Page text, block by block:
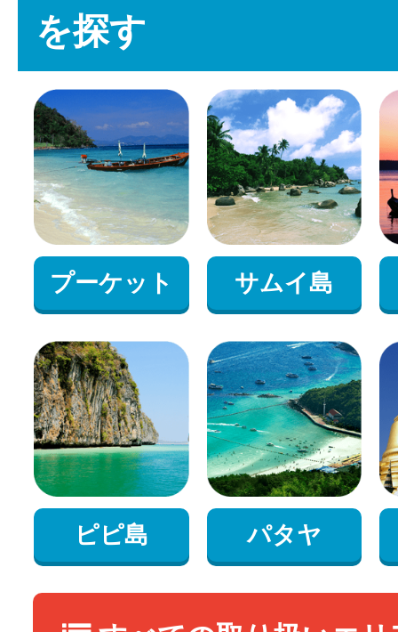
を探す
プーケット サムイ島
ピピ島 パタヤ